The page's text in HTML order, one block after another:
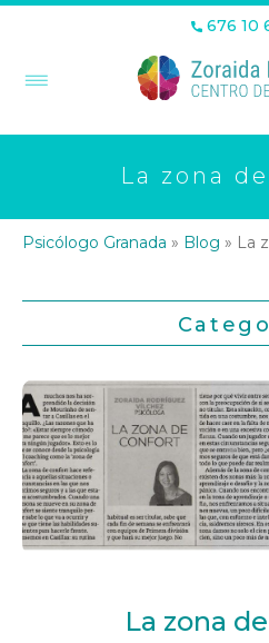
676 10
La zona
Psicólogo Granada » Blog » La
La zona